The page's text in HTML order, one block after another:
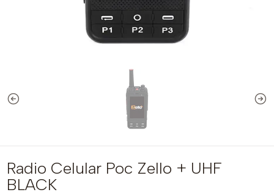
Radio Celular Poc Zello + UHF
BLACK